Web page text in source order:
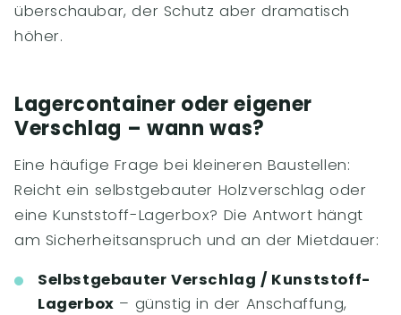
überschaubar, der Schutz aber dramatisch
höher.
Lagercontainer oder eigener
Verschlag – wann was?
Eine häufige Frage bei kleineren Baustellen:
Reicht ein selbstgebauter Holzverschlag oder
eine Kunststoff-Lagerbox? Die Antwort hängt
am Sicherheitsanspruch und an der Mietdauer:
Selbstgebauter Verschlag / Kunststoff-
Lagerbox – günstig in der Anschaffung,